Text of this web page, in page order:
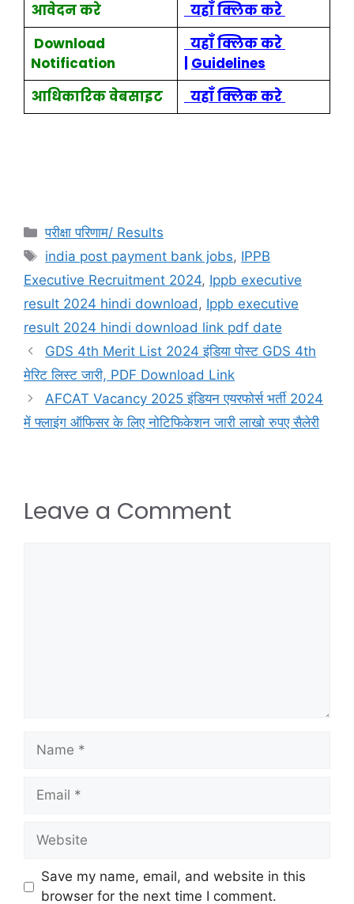
आवेदन करे यहाँ क्लिककरे
Download
Notification
यहाँ क्लिक करे
Guidelines
आधिकारिक वेबसाइट
यहाँ क्लिक करे
परीक्षा परिणाम/ Results
india post payment bank jobs, IPPB
Executive Recruitment 2024, Ippb executive
result 2024 hindi download, Ippb executive
result 2024 hindi download link pdf date
GDS 4th Merit List 2024 इंडिया पोस्ट GDS 4th
मेरिट लिस्ट जारी, PDF Download Link
AFCAT Vacancy 2025 इंडियन एयरफोर्स भर्ती 2024
में फ्लाइंग ऑफिसर के लिए नोटिफिकेशन जारी लाखो रुपए सैलेरी
Leave a Comment
Save my name, email, and website in this
browser for the next time I comment.